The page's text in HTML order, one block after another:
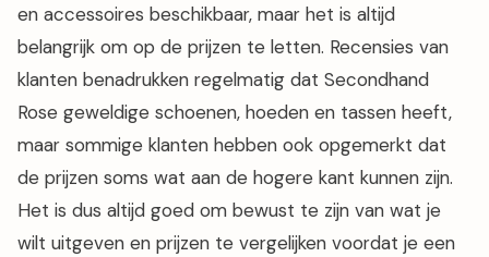
en accessoires beschikbaar, maar het is altijd
belangrijk om op de prijzen te letten. Recensies van
klanten benadrukken regelmatig dat Secondhand
Rose geweldige schoenen, hoeden en tassen heeft,
maar sommige klanten hebben ook opgemerkt dat
de prijzen soms wat aan de hogere kant kunnen zijn.
Het is dus altijd goed om bewust te zijn van wat je
wilt uitgeven en prijzen te vergelijken voordat je een